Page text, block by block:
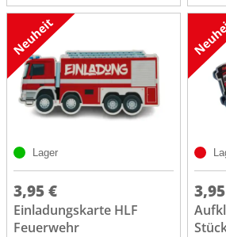
Lager
3,95 €
Einladungskarte HLF
Feuerwehr